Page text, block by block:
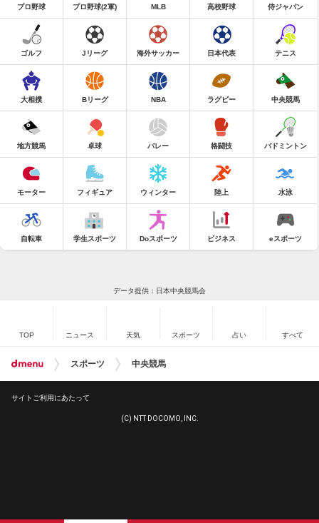
プロ野球 プロ野球(2軍) MLB 高校野球 侍ジャパン
ゴルフ Jリーグ 海外サッカー 日本代表 テニス
大相撲 Bリーグ NBA ラグビー 中央競馬
地方競馬 卓球 バレー 格闘技 バドミントン
モーター フィギュア ウィンター 陸上 水泳
自転車 学生スポーツ Doスポーツ ビジネス eスポーツ
データ提供：日本中央競馬会
TOP ニュース 天気 スポーツ 占い すべて
スポーツ 中央競馬
サイトご利用にあたって
(C) NTT DOCOMO, INC.